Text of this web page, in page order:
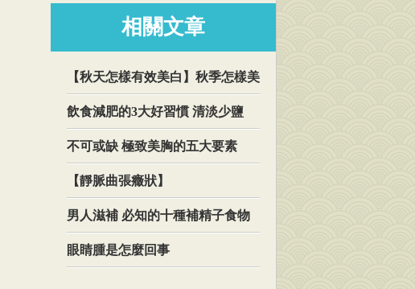
相關文章
【秋天怎樣有效美白】秋季怎樣美
飲食減肥的3大好習慣 清淡少鹽
不可或缺 極致美胸的五大要素
【靜脈曲張癥狀】
男人滋補 必知的十種補精子食物
眼睛腫是怎麼回事